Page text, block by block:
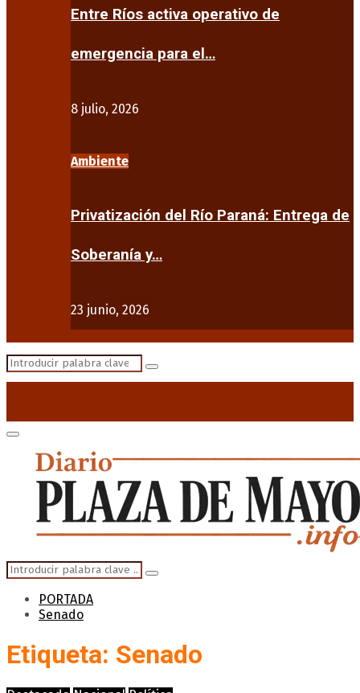
Entre Ríos activa operativo de
emergencia para el…
8 julio, 2026
Ambiente
Privatización del Río Paraná: Entrega de
Soberanía y…
23 junio, 2026
Search
Search
Primary
Menu
Search
for:
Search
PORTADA
Senado
Etiqueta: Senado